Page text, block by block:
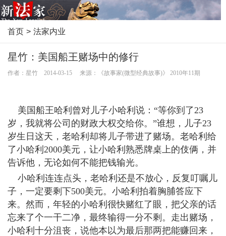
首页 > 法家内业
星竹：美国船王赌场中的修行
作者：星竹 2014-03-15 来源：《故事家(微型经典故事)》 2010年11期
美国船王哈利曾对儿子小哈利说：“等你到了23
岁，我就将公司的财政大权交给你。”谁想，儿子23
岁生日这天，老哈利却将儿子带进了赌场。老哈利给
了小哈利2000美元，让小哈利熟悉牌桌上的伎俩，并
告诉他，无论如何不能把钱输光。
小哈利连连点头，老哈利还是不放心，反复叮嘱儿
子，一定要剩下500美元。小哈利拍着胸脯答应下
来。然而，年轻的小哈利很快赌红了眼，把父亲的话
忘来了个一干二净，最终输得一分不剩。走出赌场，
小哈利十分沮丧，说他本以为最后那两把能赚回来，